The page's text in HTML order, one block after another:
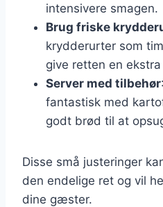
intensivere smagen.
Brug friske
krydderurter som
give retten en
Server med tilbehør
fantastisk med
godt brød til at
Disse små justeringer
den endelige ret og vil
dine gæster.